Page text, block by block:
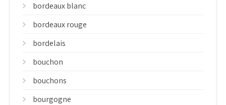
bordeaux blanc
bordeaux rouge
bordelais
bouchon
bouchons
bourgogne